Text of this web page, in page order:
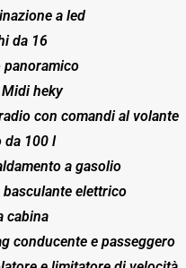
a led
da 16
panoramico
heky
con comandi al volante
da 100 l
a gasolio
basculante elettrico
cabina
conducente e passeggero